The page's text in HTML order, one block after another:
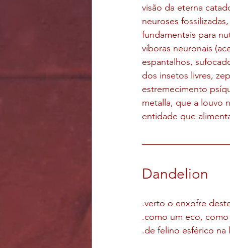
visão da eterna
neuroses
fundamentais para
víboras neuronais
espantalhos,
dos insetos livres,
estremecimento
metalla, que a louvo
entidade que
Dandelion
.verto o enxofre
.como um eco,
.de felino esférico na